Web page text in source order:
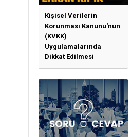
Kişisel Verilerin
Korunması Kanunu'nun
(KVKK)
Uygulamalarında
Dikkat Edilmesi
Gereken Özet Başlıklar